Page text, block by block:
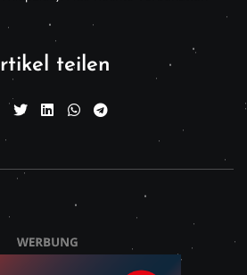
teilen